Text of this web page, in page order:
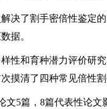
决了割手密倍性鉴定
据。
性和育种潜力评价研
摸清了四种常见倍性
文5篇，8篇代表性论